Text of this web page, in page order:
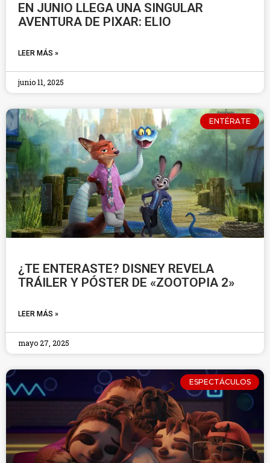
EN JUNIO LLEGA UNA SINGULAR
AVENTURA DE PIXAR: ELIO
LEER MÁS »
junio 11, 2025
ENTÉRATE
¿TE ENTERASTE? DISNEY REVELA
TRÁILER Y PÓSTER DE «ZOOTOPIA 2»
LEER MÁS »
mayo 27, 2025
ESPECTÁCULOS